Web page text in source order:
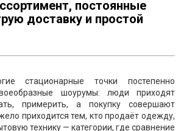
постоянные
доставку и простой
стационарные точки постепенно
шоурумы: люди приходят
примерить, а покупку совершают
приходится тем, кто продаёт одежду,
технику — категории, где сравнение